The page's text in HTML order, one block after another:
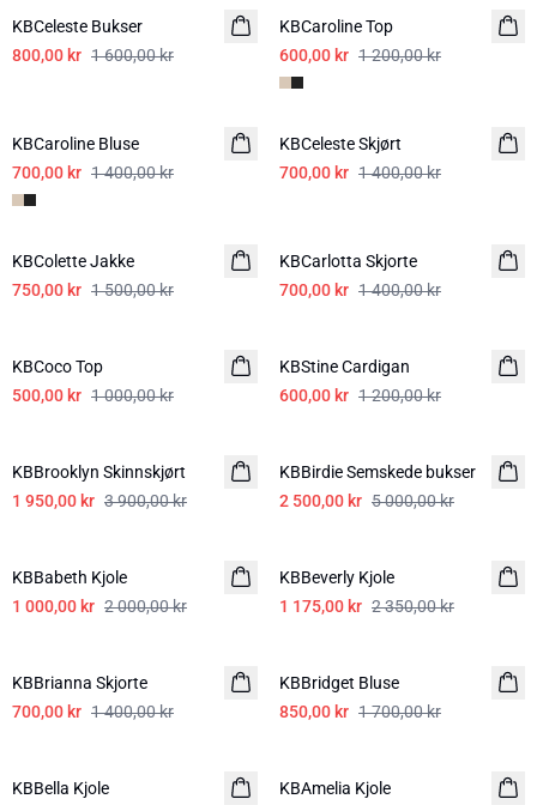
KBCeleste Bukser
800,00 kr 1 600,00 kr
KBCaroline Top
600,00 kr 1 200,00 kr
KBCaroline Bluse
700,00 kr 1 400,00 kr
-50%
KBCeleste Skjørt
700,00 kr 1 400,00 kr
-50%
KBColette Jakke
750,00 kr 1 500,00 kr
KBCarlotta Skjorte
700,00 kr 1 400,00 kr
KBCoco Top
500,00 kr 1 000,00 kr
KBStine Cardigan
600,00 kr 1 200,00 kr
KBBrooklyn Skinnskjørt
1 950,00 kr 3 900,00 kr
KBBirdie Semskede bukser
2 500,00 kr 5 000,00 kr
KBBabeth Kjole
1 000,00 kr 2 000,00 kr
KBBeverly Kjole
1 175,00 kr 2 350,00 kr
KBBrianna Skjorte
700,00 kr 1 400,00 kr
KBBridget Bluse
850,00 kr 1 700,00 kr
KBBella Kjole
KBAmelia Kjole